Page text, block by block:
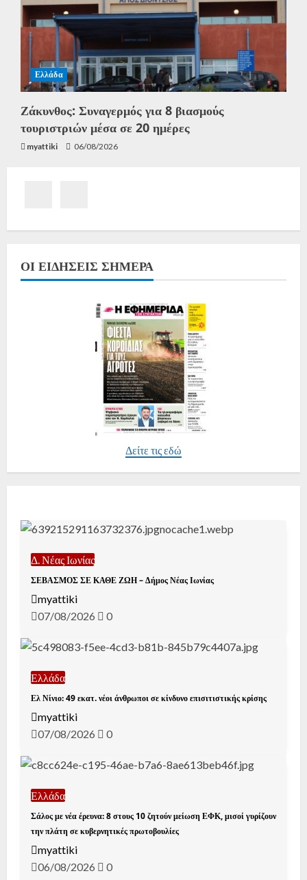
Ελλάδα
Ζάκυνθος: Συναγερμός για 8 βιασμούς
τουριστριών μέσα σε 20 ημέρες
myattiki 06/08/2026
ΟΙ ΕΙΔΉΣΕΙΣ ΣΉΜΕΡΑ
Δείτε τις εδώ
Δ. Νέας Ιωνίας
ΣΕΒΑΣΜΟΣ ΣΕ ΚΑΘΕ ΖΩΗ – Δήμος Νέας Ιωνίας
myattiki
07/08/2026
0
Ελλάδα
Ελ Νίνιο: 49 εκατ. νέοι άνθρωποι σε κίνδυνο επισιτιστικής κρίσης
myattiki
07/08/2026
0
Ελλάδα
Σάλος με νέα έρευνα: 8 στους 10 ζητούν μείωση ΕΦΚ, μισοί γυρίζουν
την πλάτη σε κυβερνητικές πρωτοβουλίες
myattiki
06/08/2026
0